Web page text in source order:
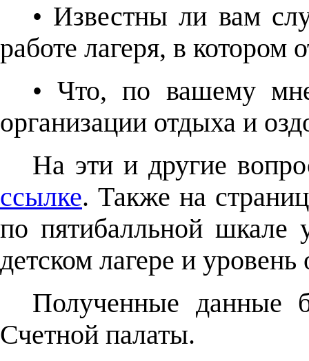
• Известны ли вам
работе лагеря, в котором
• Что, по вашему
организации отдыха и
На эти и другие
ссылке. Также на
по пятибалльной шкале
детском лагере и
Полученные данные
Счетной палаты.